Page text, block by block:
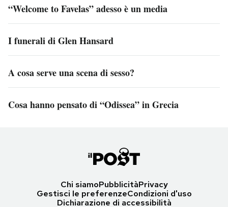
“Welcome to Favelas” adesso è un media
I funerali di Glen Hansard
A cosa serve una scena di sesso?
Cosa hanno pensato di “Odissea” in Grecia
Chi siamoPubblicitàPrivacy
Gestisci le preferenzeCondizioni d'uso
Dichiarazione di accessibilità